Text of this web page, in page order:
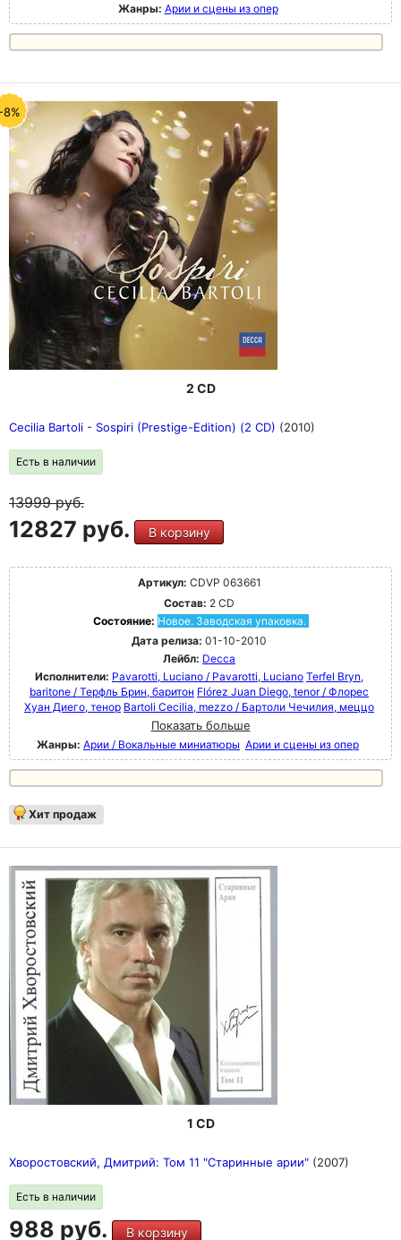
Жанры: Арии и сцены из опер
8%
2 CD
Cecilia Bartoli - Sospiri (Prestige-Edition) (2 CD) (2010)
Есть в наличии
13999руб.
12827 руб. В корзину
Артикул: CDVP 063661
Состав: 2 CD
Состояние: Новое. Заводская упаковка.
Дата релиза: 01-10-2010
Лейбл: Decca
Исполнители: Pavarotti, Luciano / Pavarotti, Luciano Terfel Bryn,
baritone / Терфль Брин, баритон Flórez Juan Diego, tenor / Флорес
Хуан Диего, тенор Bartoli Cecilia, mezzo / Бартоли Чечилия, меццо
Показать больше
Жанры: Арии / Вокальные миниатюры Арии и сцены из опер
Хит продаж
1 CD
Хворостовский, Дмитрий: Том 11 "Старинные арии" (2007)
Есть в наличии
988 руб. В корзину